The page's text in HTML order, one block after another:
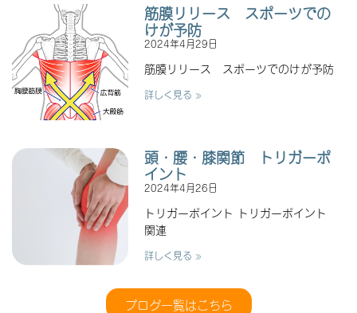
筋膜リリース スポーツでの
けが予防
2024年4月29日
筋膜リリース スポーツでのけが予防
詳しく見る »
頭・腰・膝関節 トリガーポ
イント
2024年4月26日
トリガーポイント トリガーポイント
関連
詳しく見る »
ブログ一覧はこちら